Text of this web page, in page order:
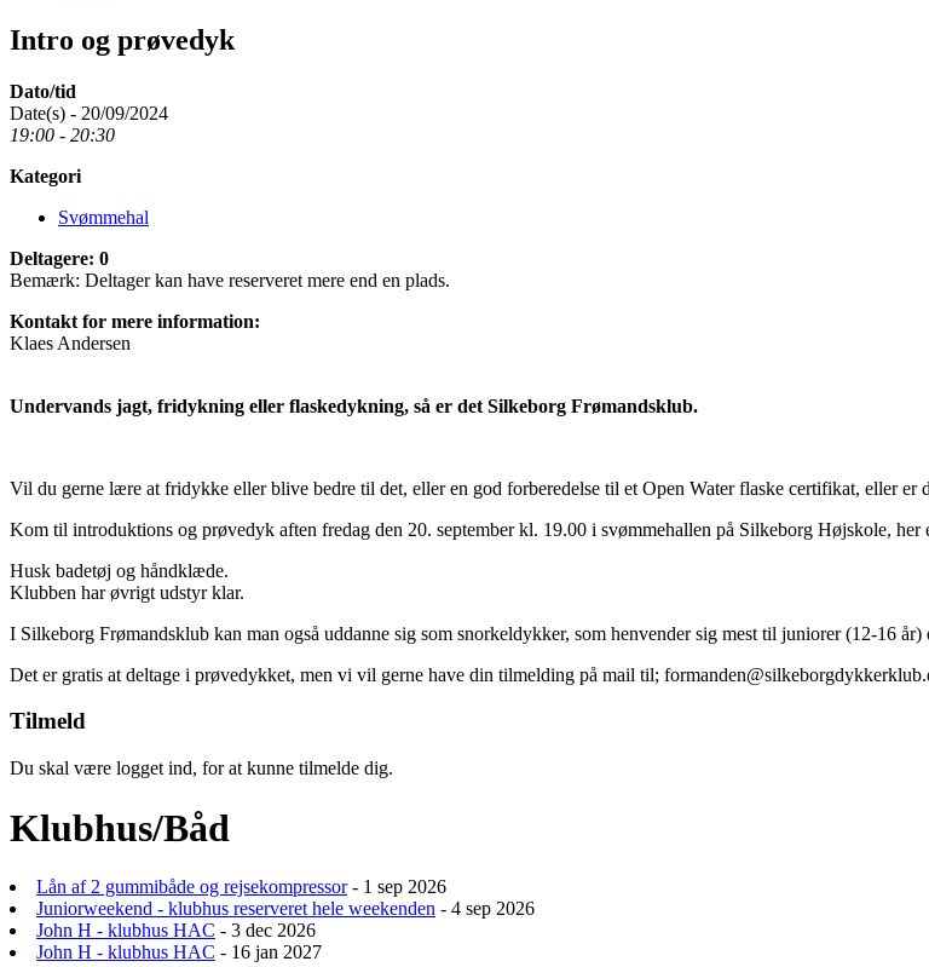
Intro og prøvedyk
Dato/tid
Date(s) - 20/09/2024
19:00 - 20:30
Kategori
Svømmehal
Deltagere: 0
Bemærk: Deltager kan have reserveret mere end en plads.
Kontakt for mere information:
Klaes Andersen
Undervands jagt, fridykning eller flaskedykning, så er det Silkeborg Frømandsklub.
Vil du gerne lære at fridykke eller blive bedre til det, eller en god forberedelse til et Open Water flaske certifikat, eller er
Kom til introduktions og prøvedyk aften fredag den 20. september kl. 19.00 i svømmehallen på Silkeborg Højskole,
Husk badetøj og håndklæde.
Klubben har øvrigt udstyr klar.
I Silkeborg Frømandsklub kan man også uddanne sig som snorkeldykker, som henvender sig mest til juniorer (12-16
Det er gratis at deltage i prøvedykket, men vi vil gerne have din tilmelding på mail til;
Tilmeld
Du skal være logget ind, for at kunne tilmelde dig.
Klubhus/Båd
Lån af 2 gummibåde og rejsekompressor- 1 sep 2026
Juniorweekend - klubhus reserveret hele weekenden - 4 sep 2026
John H - klubhus HAC - 3 dec 2026
John H - klubhus HAC - 16 jan 2027